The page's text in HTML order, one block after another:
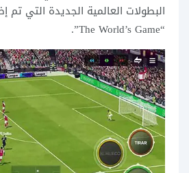
البطولات العالمية الجديدة التي
“The World’s Game”.